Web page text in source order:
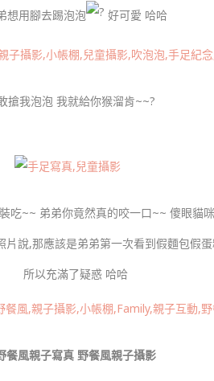
想用腳去踢泡泡 好可愛 哈哈
搶我泡泡 我就給你猴溜肯~~?
吃~~ 弟弟你竟然真的咬一口~~ 傻眼貓
片說,那應該是弟弟第一次看到假麵包假
所以充滿了疑惑 哈哈
餐風親子寫真 野餐風親子攝影